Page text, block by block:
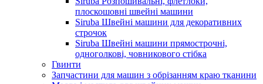
плоскошовні швейні машини
Siruba Швейні машини для декоративних
строчок
Siruba Швейні машини прямострочні,
одноголкові, човникового стібка
Гвинти
Запчастини для машин з обрізанням краю тканини